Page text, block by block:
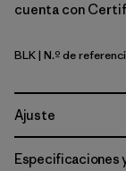
cuenta con
Black
BLK| N.º de
Ajuste
Especificaciones